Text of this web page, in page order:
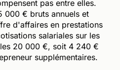
pas entre elles.
000 € bruts annuels et
d'affaires en prestations
salariales sur les
20 000 €, soit 4 240 €
supplémentaires.